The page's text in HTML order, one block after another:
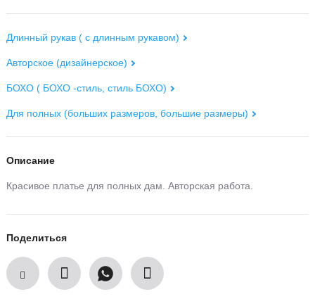
Длинный рукав ( с длинным рукавом)
Авторское (дизайнерское)
БОХО ( БОХО -стиль, стиль БОХО)
Для полных (больших размеров, большие размеры)
Описание
Красивое платье для полных дам. Авторская работа.
Поделиться